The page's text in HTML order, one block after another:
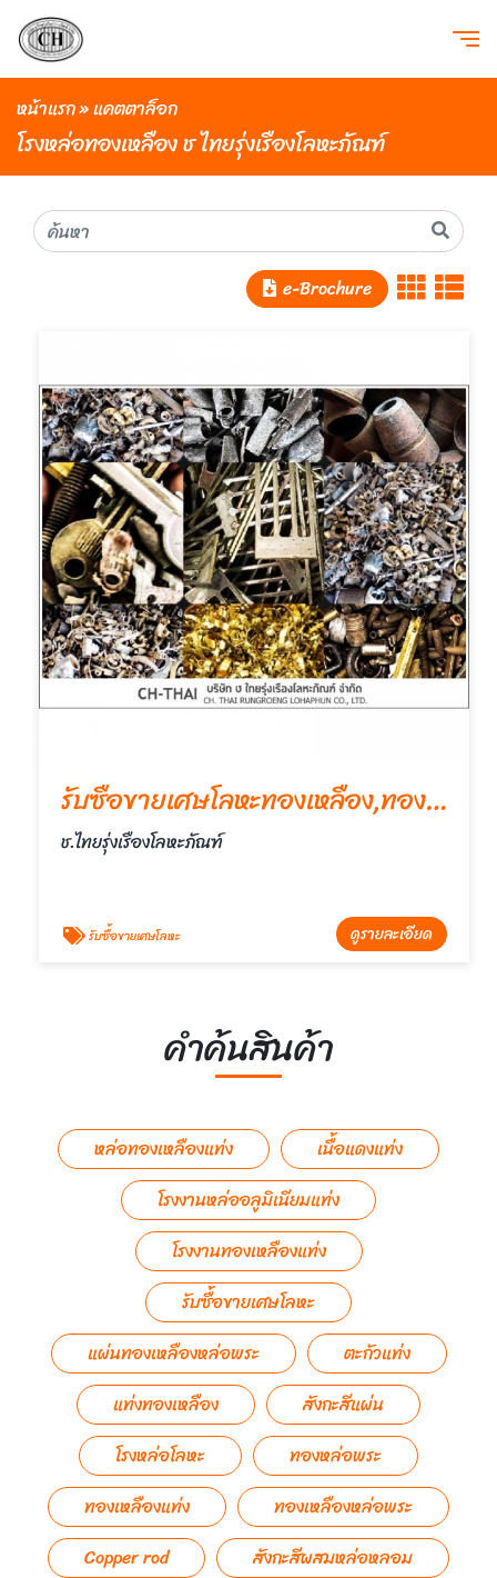
หน้าแรก»แคตตาล็อก
โรงหล่อทองเหลือง ช ไทยรุ่งเรืองโลหะภัณฑ์
e-Brochure
รับซื้อขายเศษโลหะทองเหลือง,ทองแดง,อลูมีเนียม,ตะกั่ว
ช.ไทยรุ่งเรืองโลหะภัณฑ์
รับซื้อขายเศษโลหะ ดูรายละเอียด
คำค้นสินค้า
หล่อทองเหลืองแท่ง
เนื้อแดงแท่ง
โรงงานหล่ออลูมิเนียมแท่ง
โรงงานทองเหลืองแท่ง
รับซื้อขายเศษโลหะ
แผ่นทองเหลืองหล่อพระ
ตะกัวแท่ง
แท่งทองเหลือง
สังกะสีแผ่น
โรงหล่อโลหะ
ทองหล่อพระ
ทองเหลืองแท่ง
ทองเหลืองหล่อพระ
Copper rod
สังกะสีผสมหล่อหลอม